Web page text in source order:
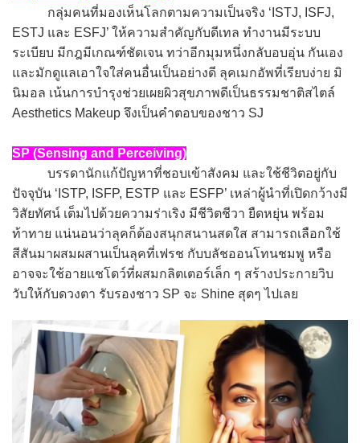
กลุ่มคนที่มองเห็นโลกตามความเป็นจริง ‘ISTJ, ISFJ,
ESTJ และ ESFJ’ ให้ความสำคัญกับดีเทล ทำงานมีระบบ
ระเบียบ มีกฎมีเกณฑ์ชัดเจน ทว่าอีกมุมหนึ่งกลับอบอุ่น กันเอง
และมักดูแลเอาใจใส่คนอื่นเป็นอย่างดี ลุคเมกอัพที่เรียบง่าย มิ
นิมอล เน้นการบำรุงช่วยเผยผิวสุขภาพดีเป็นธรรมชาติสไตล์
Aesthetics Makeup จึงเป็นคำตอบของชาว SJ
SP (Sensing and Perceiving)
บรรดานักแก้ปัญหาที่ชอบเข้าสังคม และใช้ชีวิตอยู่กับ
ปัจจุบัน ‘ISTP, ISFP, ESTP และ ESFP’ เหล่าผู้นำที่เปิดกว้างมี
วิสัยทัศน์ เต็มไปด้วยความร่าเริง มีชีวิตชีวา ยืดหยุ่น พร้อม
ท้าทาย แน่นอนว่าลุคก็ต้องสนุกสนานสดใส สามารถเลือกใช้
สีสันมาผสมผสานเป็นลุคที่เฟรช กับบลัชออนโทนชมพู หรือ
อาจจะใช้อายแชโดว์ที่ผสมกลิตเตอร์เล็ก ๆ สร้างประกายวิบ
วับให้กับดวงตา รับรองชาว SP จะ Shine สุดๆ ไปเลย